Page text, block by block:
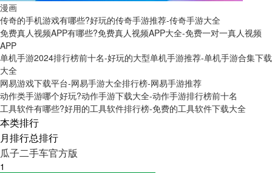
漫画
传奇的手机游戏有哪些?好玩的传奇手游推荐-传奇手游大全
免费真人视频APP有哪些?免费真人视频APP大全-免费一对一真人视频
APP
单机手游2024排行榜前十名-好玩的大型单机手游推荐-单机手游合集下载
大全
网易游戏下载平台-网易手游大全排行榜-网易手游推荐
动作类手游哪个好玩?动作手游下载大全-动作手游排行榜前十名
工具软件有哪些?好用的工具软件排行榜-免费的工具软件下载大全
本类排行
月排行总排行
瓜子二手车官方版
1